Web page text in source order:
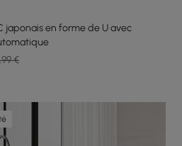
japonais en forme de U avec
€